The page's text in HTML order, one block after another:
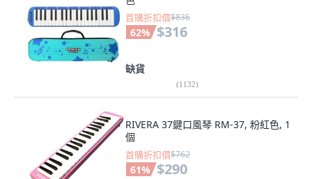
首購折扣價$836
62% $316
缺貨
(1132)
RIVERA 37鍵口風琴 RM-37, 粉紅色, 1
個
首購折扣價$762
61% $290